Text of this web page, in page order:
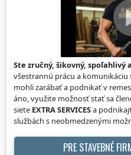
Ste zručný, šikovný, spoľahlivý
všestrannú prácu a komunikáciu
mohli zarábať a podnikať v
áno, využite možnosť stať sa
siete EXTRA SERVICESa
službách s neobmedzenými
PRE STAVEBNÉ